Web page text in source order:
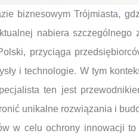
biznesowym Trójmiasta,
nabiera
przyciąga
i technologie. W tym
ten jest
unikalne rozwiązania i
w celu ochrony innowacji